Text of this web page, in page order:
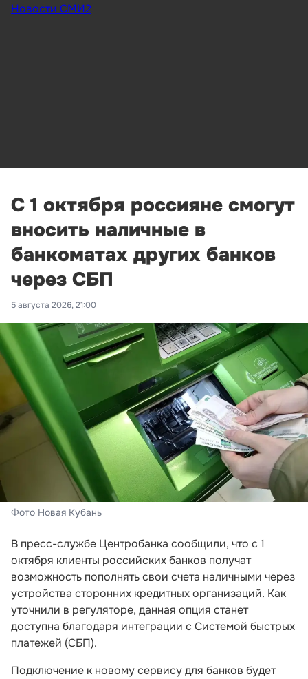
Новости СМИ2
С 1 октября россияне смогут
вносить наличные в
банкоматах других банков
через СБП
5 августа 2026, 21:00
Фото Новая Кубань
В пресс-службе Центробанка сообщили, что с 1
октября клиенты российских банков получат
возможность пополнять свои счета наличными через
устройства сторонних кредитных организаций. Как
уточнили в регуляторе, данная опция станет
доступна благодаря интеграции с Системой быстрых
платежей (СБП).
Подключение к новому сервису для банков будет